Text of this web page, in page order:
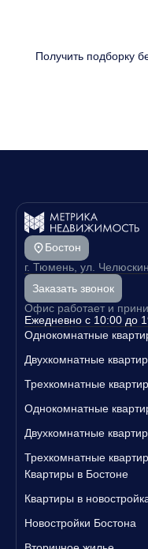
Получить подборку
Бостон
г. Тюмень, ул.
Заказать звонок
Офис работает и
Ежедневно с 10:00 до
Однокомнатные
Двухкомнатные
Трехкомнатные
Однокомнатные
Двухкомнатные
Трехкомнатные
Квартиры в Бостоне
Квартиры в
Новостройки Бостона